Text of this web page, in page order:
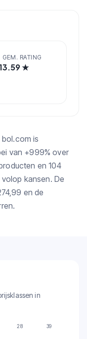
GEM. RATING
3.59★
is
van +999% over
en 104
kansen. De
en de
in
28 39